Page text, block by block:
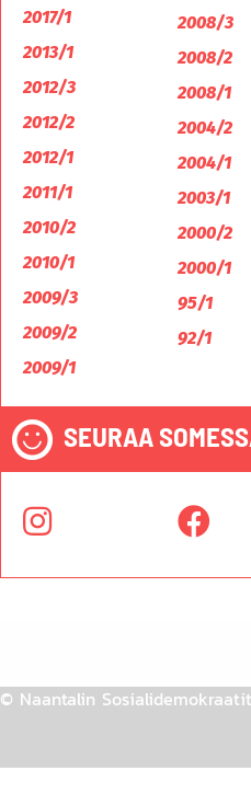
2017/1
2013/1
2012/3
2012/2
2012/1
2011/1
2010/2
2010/1
2009/3
2009/2
2009/1
2008/3
2008/2
2008/1
2004/2
2004/1
2003/1
2000/2
2000/1
95/1
92/1
SEURAA
© Naantalin